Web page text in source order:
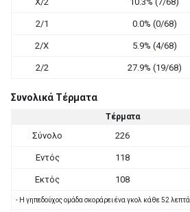
2/1 0.0% (0/68)
2/X 5.9% (4/68)
2/2 27.9% (19/68)
Συνολικά Τέρματα
Τέρματα
Σύνολο 226
Εντός 118
Εκτός 108
- Η γηπεδούχος ομάδα σκοράρει ένα γκολ κάθε 52 λεπτά